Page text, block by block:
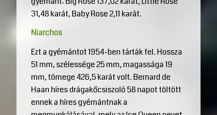
31,48 karát, Baby Rose 2,11 karát.
Niarchos
Ezt a gyémántot 1954-ben tárták fel. Hossza
51 mm, szélessége 25 mm, magassága 19
mm, tömege 426,5 karát volt. Bernard de
Haan híres drágakőcsiszoló 58 napot töltött
ennek a híres gyémántnak a